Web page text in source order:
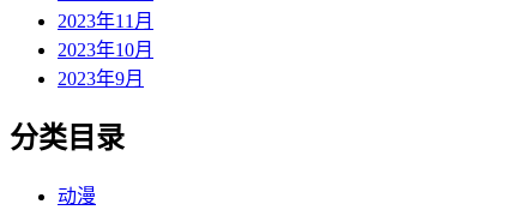
2023年11月
2023年10月
2023年9月
分类目录
动漫